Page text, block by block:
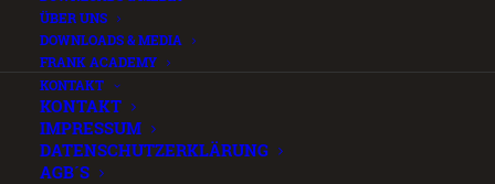
ÜBER UNS
DOWNLOADS & MEDIA
FRANK ACADEMY
.KONTAKT
KONTAKT
IMPRESSUM
DATENSCHUTZERKLÄRUNG
AGB´S
FRANK Case Systems
FAQ (fr)
30. JUNI 2026